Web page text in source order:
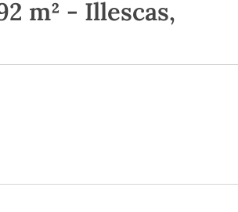
m² - Illescas,